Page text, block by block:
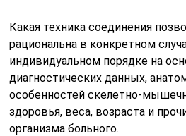
Какая техника соединения
рациональна в конкретном
индивидуальном порядке на
диагностических данных,
особенностей скелетно-
здоровья, веса, возраста и
организма больного.